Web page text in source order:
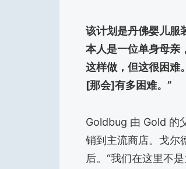
该计划是丹佛婴儿
本人是一位单身母
这样做，但这很困难
[那会]有多困难。”
Goldbug 由 Gold 的
销到主流商店。戈尔
后。“我们在这里不